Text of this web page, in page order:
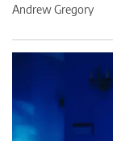
Andrew Gregory